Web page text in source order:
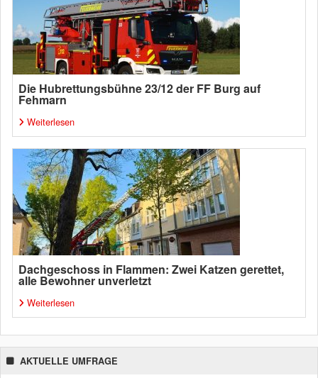
Die Hubrettungsbühne 23/12 der FF Burg auf
Fehmarn
Weiterlesen
Dachgeschoss in Flammen: Zwei Katzen gerettet,
alle Bewohner unverletzt
Weiterlesen
AKTUELLE UMFRAGE